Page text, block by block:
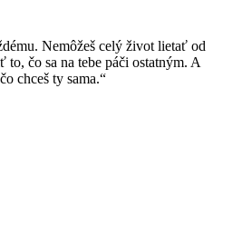
Nemôžeš celý život lietať od
čo sa na tebe páči ostatným. A
chceš ty sama.